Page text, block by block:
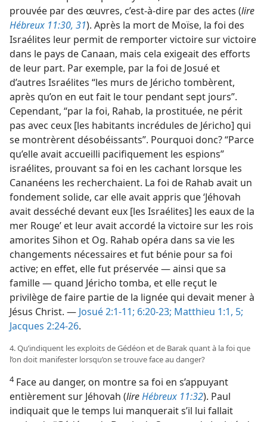
prouvée par des œuvres, c’est-à-dire par des actes (lire
Hébreux 11:30, 31). Après la mort de Moïse, la foi des
Israélites leur permit de remporter victoire sur victoire
dans le pays de Canaan, mais cela exigeait des efforts
de leur part. Par exemple, par la foi de Josué et
d’autres Israélites “les murs de Jéricho tombèrent,
après qu’on en eut fait le tour pendantsept jours”.
Cependant, “par la foi, Rahab, la prostituée, ne périt
pas avec ceux [les habitants incrédules de Jéricho] qui
se montrèrent désobéissants”. Pourquoi donc? “Parce
qu’elle avait accueilli pacifiquement les espions”
israélites, prouvant sa foi en les cachant lorsque les
Cananéens les recherchaient. La foi de Rahab avait un
fondement solide, car elle avait appris que ‘Jéhovah
avait desséché devant eux [les Israélites] les eaux de la
mer Rouge’ et leur avait accordé la victoire sur les rois
amorites Sihon et Og. Rahab opéra dans sa vie les
changements nécessaires et fut bénie pour sa foi
active; en effet, elle fut préservée — ainsi que sa
famille — quand Jéricho tomba, et elle reçut le
privilège de faire partie de la lignée qui devait mener à
Jésus Christ. — Josué 2:1-11; 6:20-23; Matthieu 1:1, 5;
Jacques 2:24-26.
4. Qu’indiquent les exploits de Gédéon et de Barak quant à la foi que
l’on doit manifester lorsqu’on se trouve face au danger?
4Face au danger, on montre sa foi en s’appuyant
entièrement sur Jéhovah (lireHébreux 11:32). Paul
indiquait que le temps lui manquerait s’il lui fallait